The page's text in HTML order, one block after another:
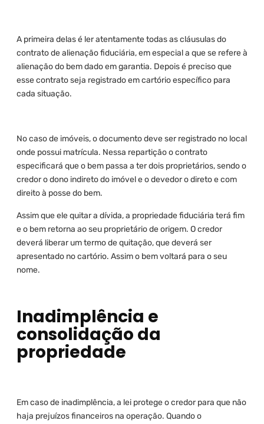
A primeira delas é ler atentamente todas as cláusulas do
contrato de alienação fiduciária, em especial a que se refere à
alienação do bem dado em garantia. Depois é preciso que
esse contrato seja registrado em cartório específico para
cada situação.
No caso de imóveis, o documento deve ser registrado no local
onde possui matrícula. Nessa repartição o contrato
especificará que o bem passa a ter dois proprietários, sendo o
credor o dono indireto do imóvel e o devedor o direto e com
direito à posse do bem.
Assim que ele quitar a dívida, a propriedade fiduciária terá fim
e o bem retorna ao seu proprietário de origem. O credor
deverá liberar um termo de quitação, que deverá ser
apresentado no cartório. Assim o bem voltará para o seu
nome.
Inadimplência e
consolidação da
propriedade
Em caso de inadimplência, a lei protege o credor para que não
haja prejuízos financeiros na operação. Quando o